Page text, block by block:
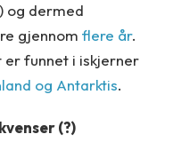
og dermed
gjennom flere år.
funnet i iskjerner
og Antarktis.
(?)